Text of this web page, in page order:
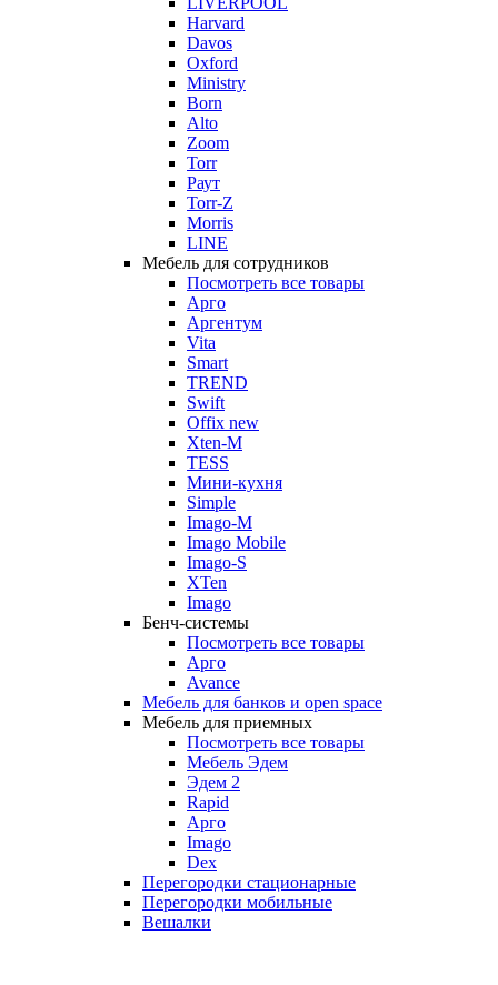
Harvard
Davos
Oxford
Ministry
Born
Alto
Zoom
Torr
Раут
Torr-Z
Morris
LINE
Мебель для сотрудников
Посмотреть все товары
Арго
Аргентум
Vita
Smart
TREND
Swift
Offix new
Xten-M
TESS
Мини-кухня
Simple
Imago-M
Imago Mobile
Imago-S
XTen
Imago
Бенч-системы
Посмотреть все товары
Арго
Avance
Мебель для банков и open space
Мебель для приемных
Посмотреть все товары
Мебель Эдем
Эдем 2
Rapid
Арго
Imago
Dex
Перегородки стационарные
Перегородки мобильные
Вешалки